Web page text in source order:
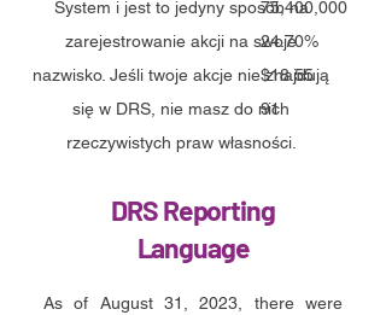
75,400,000
24.70%
$18.55
91
System i jest to jedyny sposób na
zarejestrowanie akcji na swoje
nazwisko. Jeśli twoje akcje nie znajdują
się w DRS, nie masz do nich
rzeczywistych praw własności.
DRS Reporting
Language
As of August 31, 2023, there were